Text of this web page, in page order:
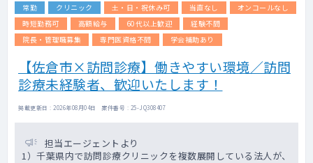
5週目は定期訪問を実施しておらず、事務作業
をされる先生もいれば、
有給休暇を取得される先生もいらっしゃいま
常勤 クリニック 土・日・祝休み可 当直なし
オンコールなし
時短勤務可
高額給与 60代以上歓迎
経験不問
院長・管理職募集
専門医資格不問 学会補助あり
【佐倉市×訪問診療】働きやすい環境／訪問
診療未経験者、歓迎いたします！
掲載更新日 : 2026年08月04日 案件番号 : 25-JQ308407
担当エージェントより
1）千葉県内で訪問診療クリニックを複数展開している法人が、